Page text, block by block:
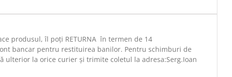
produsul, îl poți RETURNA în termen de 14
bancar pentru restituirea banilor. Pentru schimburi de
ulterior la orice curier și trimite coletul la adresa:Serg.Ioan